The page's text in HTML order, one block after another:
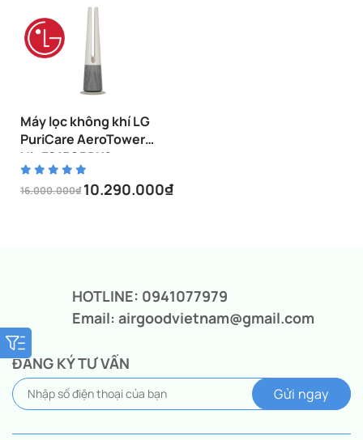
Máy lọc không khí LG
PuriCare AeroTower
Hit FS15GPBK0
16.000.000₫ 10.290.000₫
HOTLINE: 0941077979
Email: airgoodvietnam@gmail.com
ĐĂNG KÝ TƯ VẤN